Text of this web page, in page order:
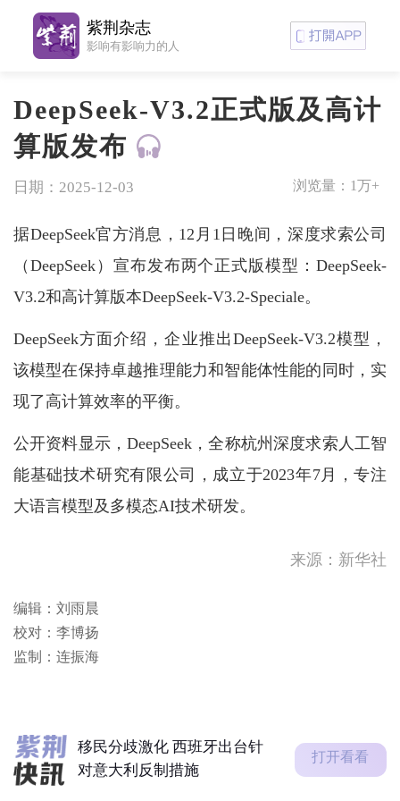
DeepSeek-V3.2正式版及高计
算版发布
日期：2025-12-03 浏览量： 1万+
据DeepSeek官方消息，12月1日晚间，深度求索公司
（DeepSeek）宣布发布两个正式版模型：DeepSeek-
V3.2和高计算版本DeepSeek-V3.2-Speciale。
DeepSeek方面介绍，企业推出DeepSeek-V3.2模型，
该模型在保持卓越推理能力和智能体性能的同时，实
现了高计算效率的平衡。
公开资料显示，DeepSeek，全称杭州深度求索人工智
能基础技术研究有限公司，成立于2023年7月，专注
大语言模型及多模态AI技术研发。
来源：新华社
编辑：刘雨晨
校对：李博扬
监制：连振海
随著热带气旋白海豚移向浙江
至福建北部一带，其外围下沉
气流会在...
美国阿拉斯加州发生地震
移民分歧激化 西班牙出台针
对意大利反制措施
打开看看
紫荆杂志
影响有影响力的人